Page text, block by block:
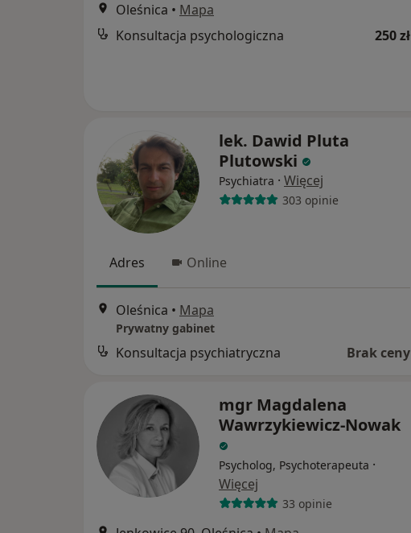
Oleśnica • Mapa
Konsultacja psychologiczna
250 zł
lek. Dawid Pluta
Plutowski
Psychiatra · Więcej
303 opinie
Adres Online
Oleśnica • Mapa
Prywatny gabinet
Konsultacja psychiatryczna Brak ceny
mgr Magdalena
Wawrzykiewicz-Nowak
Psycholog, Psychoterapeuta ·
Więcej
33 opinie